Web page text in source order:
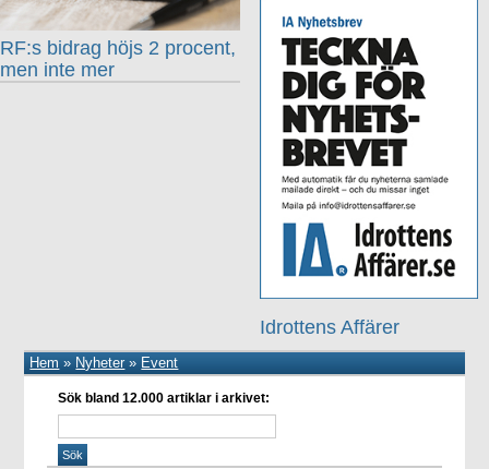
Idrottens Affärer
RF:s bidrag höjs 2 procent,
men inte mer
Hem » Nyheter» Event
Sök bland 12.000 artiklar i arkivet: